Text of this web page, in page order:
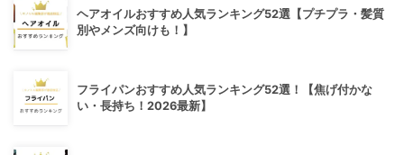
ヘアオイルおすすめ人気ランキング52選【プチプラ・髪質
別やメンズ向けも！】
フライパンおすすめ人気ランキング52選！【焦げ付かな
い・長持ち！2026最新】